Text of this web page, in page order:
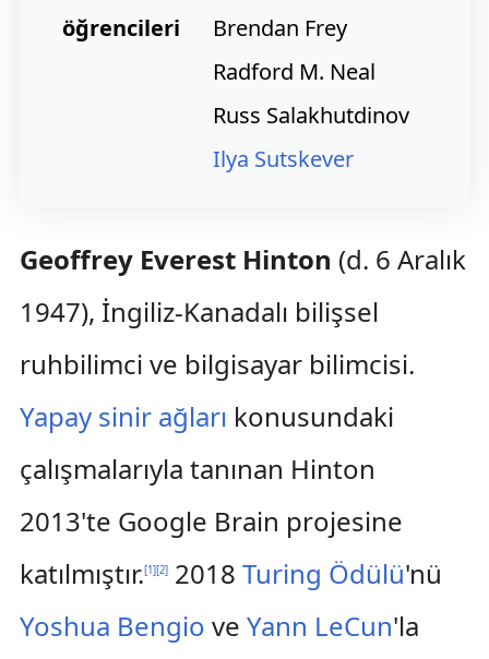
öğrencileri
Brendan Frey
Radford M. Neal
Russ Salakhutdinov
Ilya Sutskever
Geoffrey Everest Hinton (d. 6 Aralık
1947), İngiliz-Kanadalı bilişsel
ruhbilimci ve bilgisayar bilimcisi.
Yapay sinir ağları konusundaki
çalışmalarıyla tanınan Hinton
2013'te Google Brain projesine
katılmıştır.[1][2]2018 Turing Ödülü'nü
Yoshua Bengio ve Yann LeCun'la